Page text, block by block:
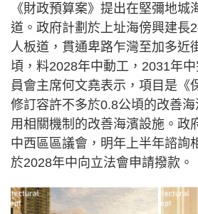
《財政預算案》提出在堅彌地城
道。政府計劃於上址海傍興建長
人板道，貫通卑路乍灣至加多近
頃，料2028年中動工，2031年
員會主席何文堯表示，項目是《
修訂容許不多於0.8公頃的改善海
用相關機制的改善海濱設施。政
中西區區議會，明年上半年諮詢
於2028年中向立法會申請撥款。